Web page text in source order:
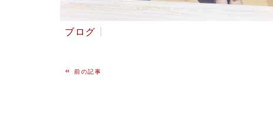
ブログ
«前の記事